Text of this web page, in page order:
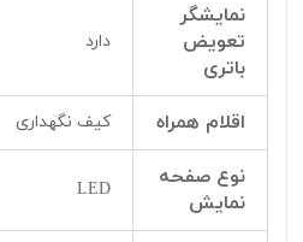
نمایشگر
تعویض
باتری
دارد
اقلام همراه کیف نگهداری
نوع صفحه
نمایش
LED